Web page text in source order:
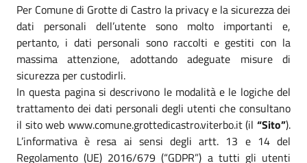
Per Comune di Grotte di Castro la privacy e la sicurezza dei
dati personali dell’utente sono molto importanti e,
pertanto, i dati personali sono raccolti e gestiti con la
massima attenzione, adottando adeguate misure di
sicurezza per custodirli.
In questa pagina si descrivono le modalità e le logiche del
trattamento dei dati personali degli utenti che consultano
il sito web www.comune.grottedicastro.viterbo.it (il “Sito”).
L’informativa è resa ai sensi degli artt. 13 e 14 del
Regolamento (UE) 2016/679 (“GDPR”) a tutti gli utenti